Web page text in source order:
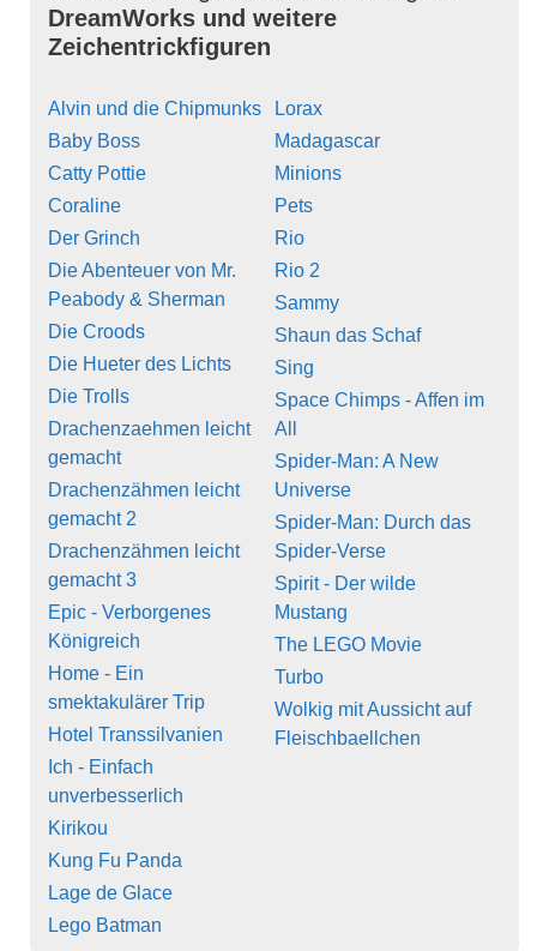
DreamWorks und weitere
Zeichentrickfiguren
Alvin und die Chipmunks
Baby Boss
Catty Pottie
Coraline
Der Grinch
Die Abenteuer von Mr.
Peabody & Sherman
Die Croods
Die Hueter des Lichts
Die Trolls
Drachenzaehmen leicht
gemacht
Drachenzähmen leicht
gemacht 2
Drachenzähmen leicht
gemacht 3
Epic - Verborgenes
Königreich
Home - Ein
smektakulärer Trip
Hotel Transsilvanien
Ich - Einfach
unverbesserlich
Kirikou
Kung Fu Panda
Lage de Glace
Lego Batman
Lorax
Madagascar
Minions
Pets
Rio
Rio 2
Sammy
Shaun das Schaf
Sing
Space Chimps - Affen im
All
Spider-Man: A New
Universe
Spider-Man: Durch das
Spider-Verse
Spirit - Der wilde
Mustang
The LEGO Movie
Turbo
Wolkig mit Aussicht auf
Fleischbaellchen